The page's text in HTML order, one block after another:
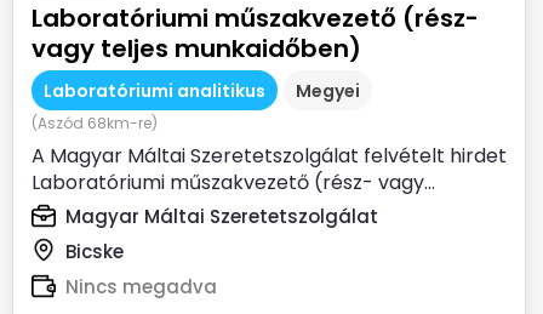
Laboratóriumi műszakvezető (rész-
vagy teljes munkaidőben)
Laboratóriumi analitikus Megyei
(Aszód 68km-re)
A Magyar Máltai Szeretetszolgálat felvételt hirdet
Laboratóriumi műszakvezető (rész- vagy...
Magyar Máltai Szeretetszolgálat
Bicske
Nincs megadva